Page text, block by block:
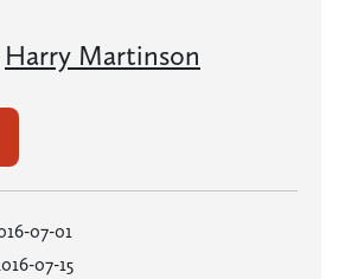
Harry Martinson
07-01
07-15